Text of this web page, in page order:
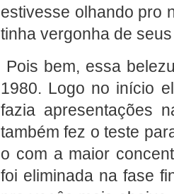
estivesse olhando pro
tinha vergonha de
Pois bem, essa
1980. Logo no início
fazia apresentações
também fez o teste
o com a maior
foi eliminada na fase